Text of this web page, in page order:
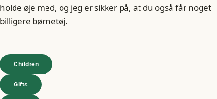
holde øje med, og jeg er sikker på, at du også får noget
billigere børnetøj.
Children
Gifts